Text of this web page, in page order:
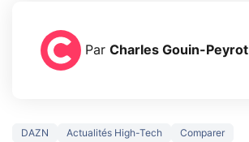
Par Charles Gouin-Peyrot
DAZN Actualités High-Tech Comparer